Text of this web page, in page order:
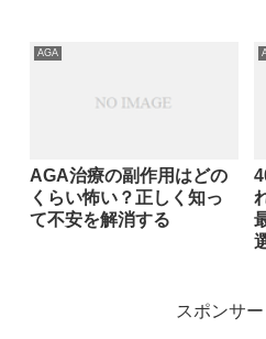
AGA
AGA治療の副作用はどの
くらい怖い？正しく知っ
て不安を解消する
スポンサ